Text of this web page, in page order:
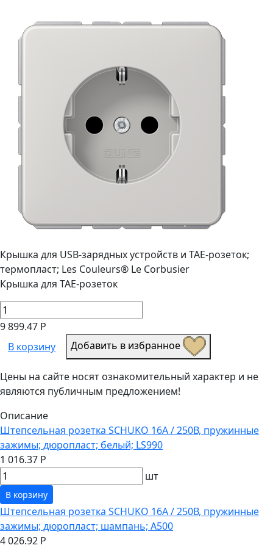
Крышка для USB-зарядных устройств и TAE-розеток;
термопласт; Les Couleurs® Le Corbusier
Крышка для TAE-розеток
9 899.47 Р
В корзину
Добавить в избранное
Цены на сайте носят ознакомительный характер и не
являются публичным предложением!
Описание
Штепсельная розетка SCHUKO 16А / 250В, пружинные
зажимы; дюропласт; белый; LS990
1 016.37 Р
шт
В корзину
Штепсельная розетка SCHUKO 16А / 250В, пружинные
зажимы; дюропласт; шампань; A500
4 026.92 Р